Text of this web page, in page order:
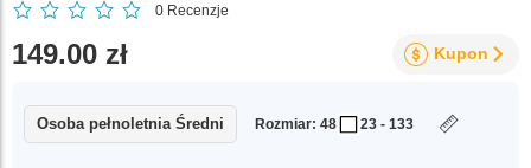
0 Recenzje
149.00 zł Kupon
Osoba pełnoletnia Średni Rozmiar: 48 23 - 133